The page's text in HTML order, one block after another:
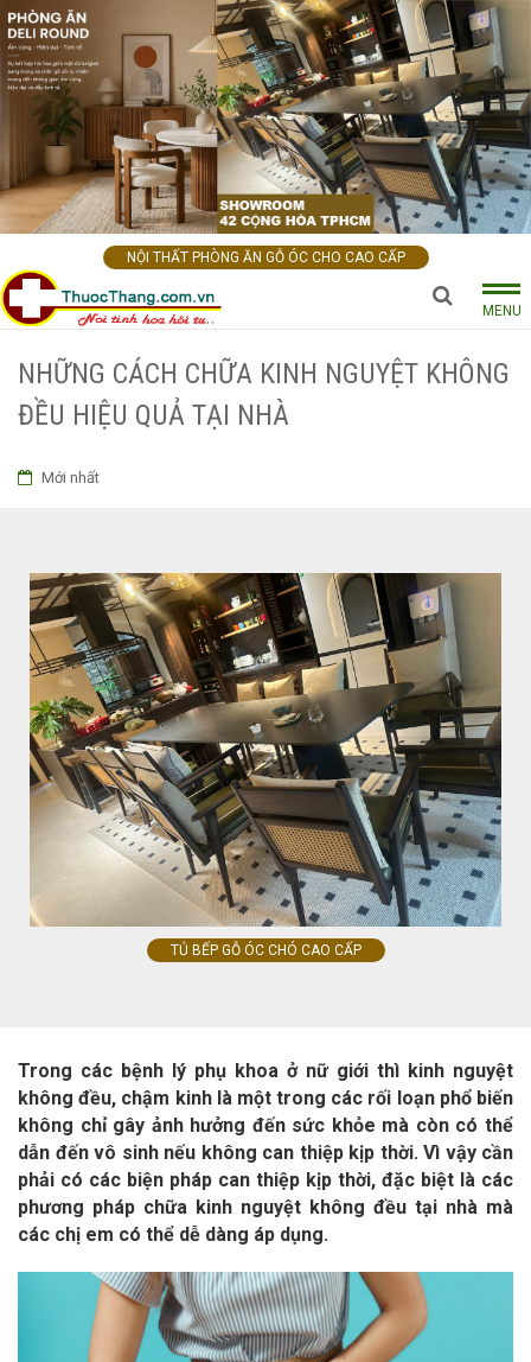
NỘI THẤT PHÒNG ĂN GỖ ÓC CHO CAO CẤP
MENU
NHỮNG CÁCH CHỮA KINH NGUYỆT KHÔNG
ĐỀU HIỆU QUẢ TẠI NHÀ
Mới nhất
TỦ BẾP GỖ ÓC CHÓ CAO CẤP
Trong các bệnh lý phụ khoa ở nữ giới thì kinh nguyệt
không đều, chậm kinh là một trong các rối loạn phổ biến
không chỉ gây ảnh hưởng đến sức khỏe mà còn có thể
dẫn đến vô sinh nếu không can thiệp kịp thời. Vì vậy cần
phải có các biện pháp can thiệp kịp thời, đặc biệt là các
phương pháp chữa kinh nguyệt không đều tại nhà mà
các chị em có thể dễ dàng áp dụng.